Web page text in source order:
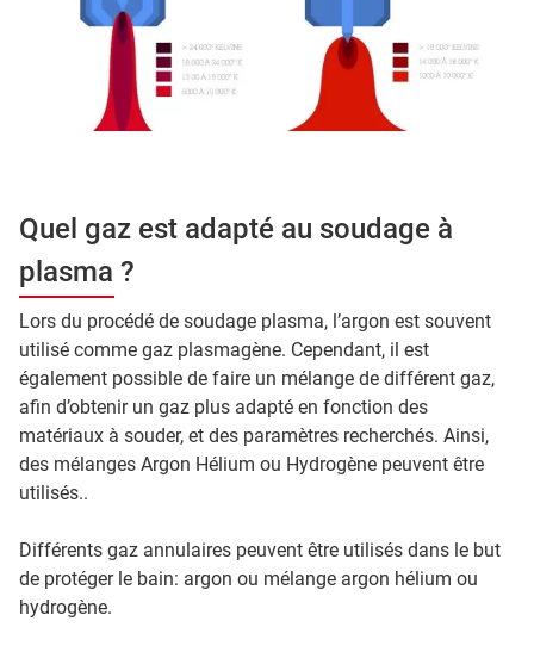
Quel gaz est adapté au soudage à
plasma ?
Lors du procédé de soudage plasma, l’argon est souvent
utilisé comme gaz plasmagène. Cependant, il est
également possible de faire un mélange de différent gaz,
afin d’obtenir un gaz plus adapté en fonction des
matériaux à souder, et des paramètres recherchés. Ainsi,
des mélanges Argon Hélium ou Hydrogène peuvent être
utilisés..
Différents gaz annulaires peuvent être utilisés dans le but
de protéger le bain: argon ou mélange argon hélium ou
hydrogène.